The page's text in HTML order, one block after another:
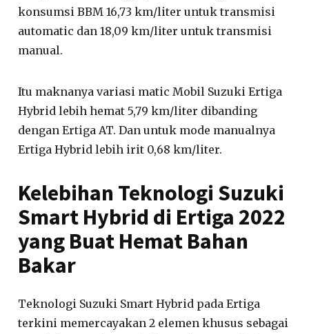
konsumsi BBM 16,73 km/liter untuk transmisi
automatic dan 18,09 km/liter untuk transmisi
manual.
Itu maknanya variasi matic Mobil Suzuki Ertiga
Hybrid lebih hemat 5,79 km/liter dibanding
dengan Ertiga AT. Dan untuk mode manualnya
Ertiga Hybrid lebih irit 0,68 km/liter.
Kelebihan Teknologi Suzuki
Smart Hybrid di Ertiga 2022
yang Buat Hemat Bahan
Bakar
Teknologi Suzuki Smart Hybrid pada Ertiga
terkini memercayakan 2 elemen khusus sebagai